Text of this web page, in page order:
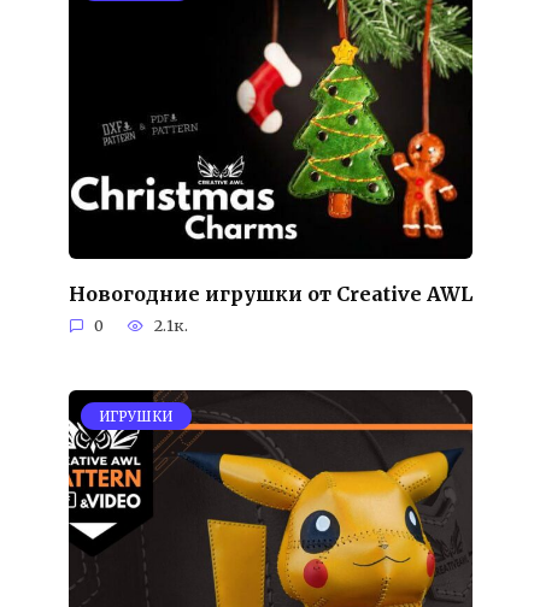
Новогодние игрушки от Creative AWL
0 2.1к.
ИГРУШКИ